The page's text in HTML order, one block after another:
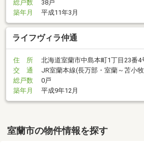
総戸数
38戸
築年月
平成11年3月
ライフヴィラ仲通
住 所
北海道室蘭市中島本町1丁目23番4
交 通
JR室蘭本線(長万部・室蘭～苫小
総戸数
0戸
築年月
平成9年12月
室蘭市の物件情報を探す